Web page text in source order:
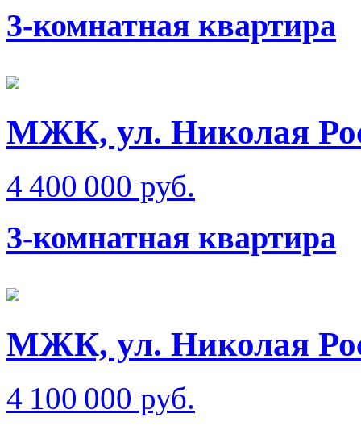
3-комнатная квартира
МЖК, ул. Николая
4 400 000 руб.
3-комнатная квартира
МЖК, ул. Николая
4 100 000 руб.